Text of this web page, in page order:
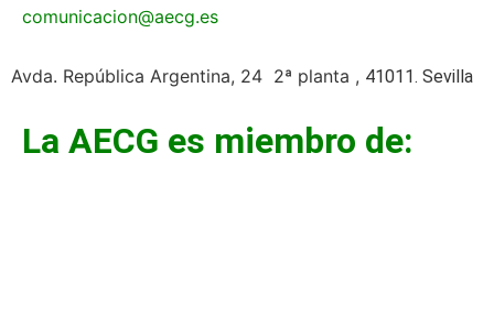
comunicacion@aecg.es
Avda. República Argentina, 24 2ª planta , 41011. Sevilla
La AECG es miembro de: